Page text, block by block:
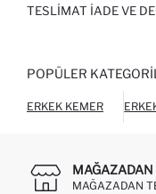
TESLIMAT İADE VE
POPÜLER
ERKEK KEMER
MAĞAZADAN